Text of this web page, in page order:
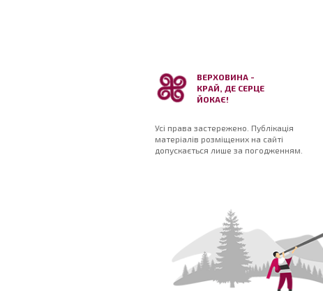
ВЕРХОВИНА -
КРАЙ, ДЕ СЕРЦЕ
ЙОКАЄ!
Усі права застережено. Публікація
матеріалів розміщених на сайті
допускається лише за погодженням.